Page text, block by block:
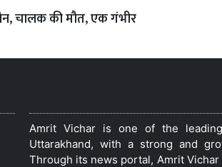
चालक की मौत, एक गंभीर
Amrit Vichar is one of the
Uttarakhand, with a strong and
Through its news portal, Amrit